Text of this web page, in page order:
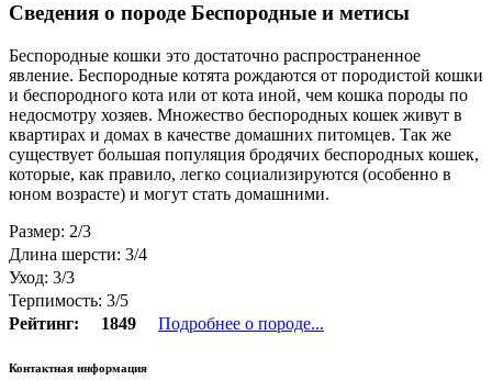
Сведения о породе Беспородные и метисы
Беспородные кошки это достаточно распространенное
явление. Беспородные котята рождаются от породистой кошки
и беспородного кота или от кота иной, чем кошка породы по
недосмотру хозяев. Множество беспородных кошек живут в
квартирах и домах в качестве домашних питомцев. Так же
существует большая популяция бродячих беспородных кошек,
которые, как правило, легко социализируются (особенно в
юном возрасте) и могут стать домашними.
Размер: 2/3
Длина шерсти: 3/4
Уход: 3/3
Терпимость: 3/5
Рейтинг:
1849 Подробнее о породе...
Контактная информация